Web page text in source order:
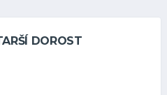
DOROST